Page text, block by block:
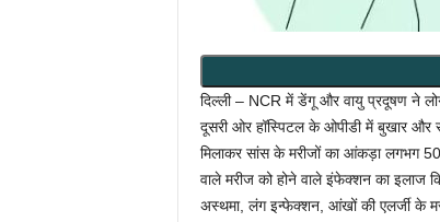
दिल्ली – NCR में डेंगू और वायु प्रदूषण ने
दूसरी ओर हॉस्पिटल के ओपीडी में बुखार और
मिलाकर सांस के मरीजों का आंकड़ा लगभग 50
वाले मरीज को होने वाले इंफेक्शन का इलाज
अस्थमा, लंग इन्फेक्शन, आंखों की एलर्जी के